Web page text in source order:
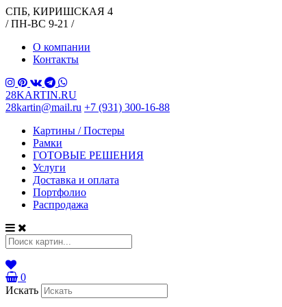
СПБ, КИРИШСКАЯ 4
/ ПН-ВС 9-21 /
О компании
Контакты
28KARTIN.RU
28kartin@mail.ru +7 (931) 300-16-88
Картины / Постеры
Рамки
ГОТОВЫЕ РЕШЕНИЯ
Услуги
Доставка и оплата
Портфолио
Распродажа
0
Искать